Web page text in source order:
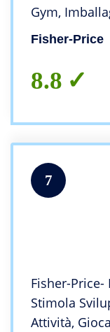
Gym,
Fisher-Price
8.8
7
Fisher-Price-
Stimola
Attività,